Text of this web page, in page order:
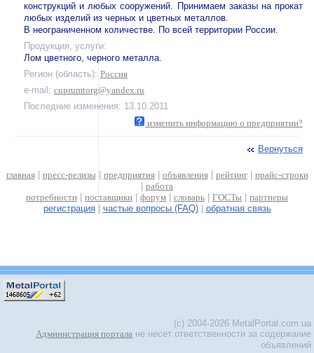
конструкций и любых сооружений. Принимаем заказы на прокат
любых изделий из черных и цветных металлов.
В неограниченном количестве. По всей территории России.
Продукция, услуги:
Лом цветного, черного металла.
Регион (область): Россия
e-mail: cuprumtorg@yandex.ru
Последние изменения: 13.10.2011
изменить информацию о предприятии?
Вернуться
главная| пресс-релизы | предприятия| объявления| рейтинг| прайс-строки
работа
потребности
поставщики форум словарь ГОСТы
партнеры
регистрация| частые вопросы (FAQ)| обратная связь
(c) 2004-2026 MetalPortal.com.ua
Администрация портала не несет ответственности за содержание
объявлений